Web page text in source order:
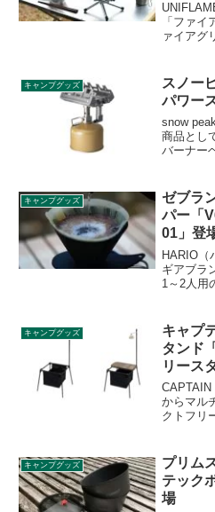
「ファ
ァイアグ
すること
をレビュ
キャンプグッズ
スノー
パワー
snow
商品とし
バーナー
広いバー
るストー
す。
キャンプグッズ
ゼブラ
パー「
01」登
HARIO（
ギアブラ
1～2人用
ます。
キャンプグッズ
キャプ
タンド
リース
CAPTAIN
からマル
クトフリ
め、天板
としても
す。
キャンプグッズ
プリム
テック
場